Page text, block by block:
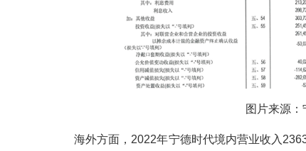
图片来源：
海外方面，2022年宁德时代境内营业收入